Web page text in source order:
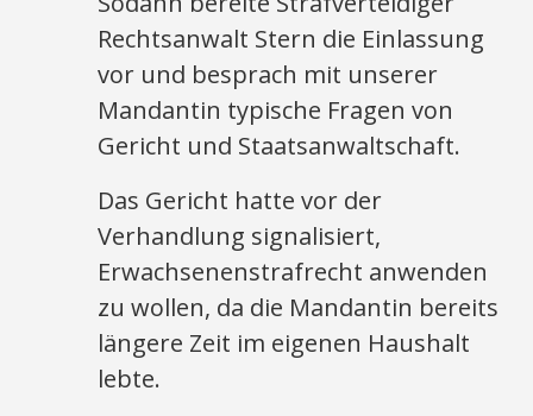
Rechtsanwalt Stern die Einlassung
vor und besprach mit unserer
Mandantin typische Fragen von
Gericht und Staatsanwaltschaft.
Das Gericht hatte vor der
Verhandlung signalisiert,
Erwachsenenstrafrecht anwenden
zu wollen, da die Mandantin bereits
längere Zeit im eigenen Haushalt
lebte.